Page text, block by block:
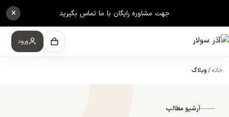
جهت مشاوره رایگان با ما تماس بگیرید ×
ورود
خانه وبلاگ
آرشیو مطالب